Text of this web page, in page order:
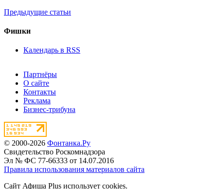
Предыдущие статьи
Фишки
Календарь в RSS
Партнёры
О сайте
Контакты
Реклама
Бизнес-трибуна
© 2000-2026 Фонтанка.Ру
Свидетельство Роскомнадзора
Эл № ФС 77-66333 от 14.07.2016
Правила использования материалов сайта
Сайт Афиша Plus использует cookies.